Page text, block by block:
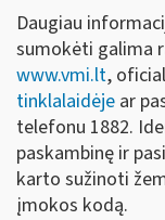
Daugiau
sumokėti galima
www.vmi.lt,
tinklalaidėje ar
telefonu 1882.
paskambinę ir
karto sužinoti
įmokos kodą.